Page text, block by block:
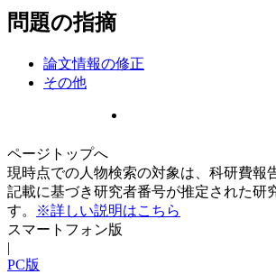
問題の指摘
論文情報の修正
その他
ページトップへ
現時点での人物検索の対象は、科研費報
記載に基づき研究者番号が推定された研
す。
※詳しい説明はこちら
スマートフォン版
|
PC版